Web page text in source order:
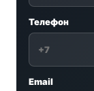
Телефон
Email